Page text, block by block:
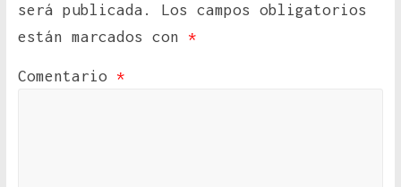
será publicada.
Los campos obligatorios
están marcados con *
Comentario *